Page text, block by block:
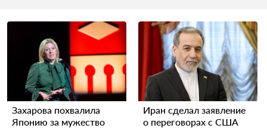
Захарова похвалила
Японию за мужество
Иран сделал заявление
о переговорах с США